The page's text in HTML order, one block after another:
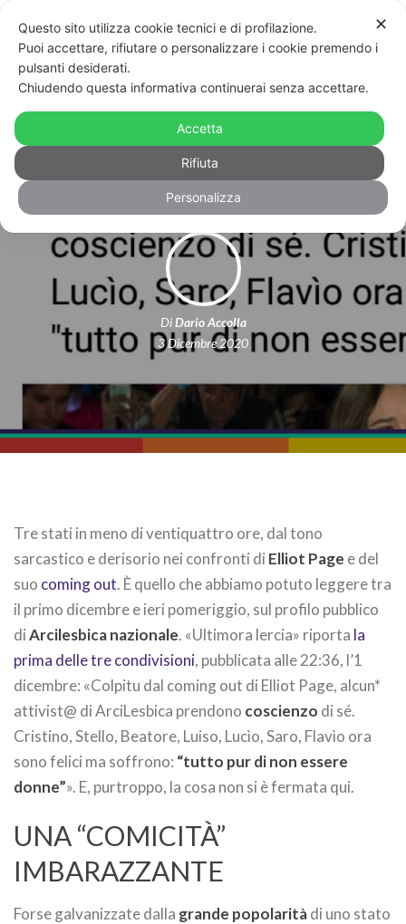
Il coming out di Elliot Page,
Arcilesbica e il bullismo del branco
DiDario Accolla
3 Dicembre 2020
Tre stati in meno di ventiquattro ore, dal tono
sarcastico e derisorio nei confronti di Elliot Page e del
suo coming out. È quello che abbiamo potuto leggere tra
il primo dicembre e ieri pomeriggio, sul profilo pubblico
diArcilesbica nazionale. «Ultimora lercia» riporta la
prima delle tre condivisioni, pubblicata alle 22:36, l’1
dicembre: «Colpitu dal coming out di Elliot Page, alcun*
attivist@ di ArciLesbica prendono coscienzo di sé.
Cristino, Stello, Beatore, Luiso, Lucìo, Saro, Flavìo ora
sono felici ma soffrono: “tutto pur di non essere
donne”». E, purtroppo, la cosa non si è fermata qui.
UNA “COMICITÀ”
IMBARAZZANTE
Forse galvanizzate dalla grande popolaritàdi uno stato
✕
Questo sito utilizza cookie tecnici e di profilazione.
Puoi accettare, rifiutare o personalizzare i cookie premendo i
pulsanti desiderati.
Chiudendo questa informativa continuerai senza accettare.
Accetta
Rifiuta
Personalizza